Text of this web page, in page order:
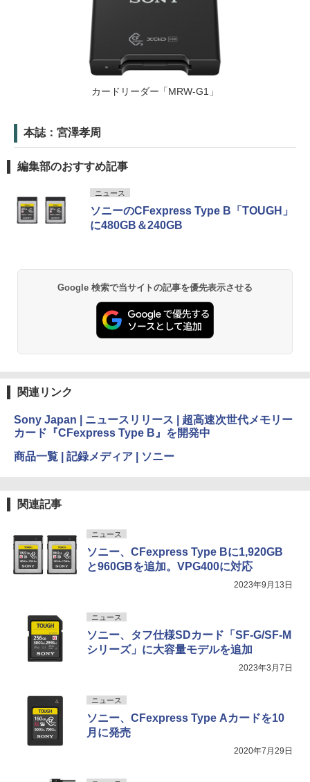
カードリーダー「MRW-G1」
本誌：宮澤孝周
編集部のおすすめ記事
ニュース
ソニーのCFexpress Type B「TOUGH」
に480GB＆240GB
Google 検索で当サイトの記事を優先表示させる
関連リンク
Sony Japan | ニュースリリース | 超高速次世代メモリー
カード『CFexpress Type B』を開発中
商品一覧 | 記録メディア | ソニー
関連記事
ニュース
ソニー、CFexpress Type Bに1,920GB
と960GBを追加。VPG400に対応
2023年9月13日
ニュース
ソニー、タフ仕様SDカード「SF-G/SF-M
シリーズ」に大容量モデルを追加
2023年3月7日
ニュース
ソニー、CFexpress Type Aカードを10
月に発売
2020年7月29日